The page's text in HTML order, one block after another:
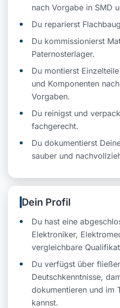
nach Vorgabe in SMD
Du reparierst
Du kommissionierst
Paternosterlager.
Du montierst
und Komponenten
Vorgaben.
Du reinigst und
fachgerecht.
Du dokumentierst
sauber und
Dein Profil
Du hast eine
Elektroniker,
vergleichbare
Du verfügst über
Deutschkenntnisse,
dokumentieren und im
kannst.